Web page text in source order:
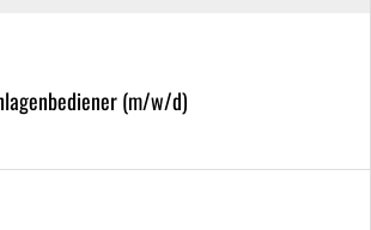
(m/w/d)